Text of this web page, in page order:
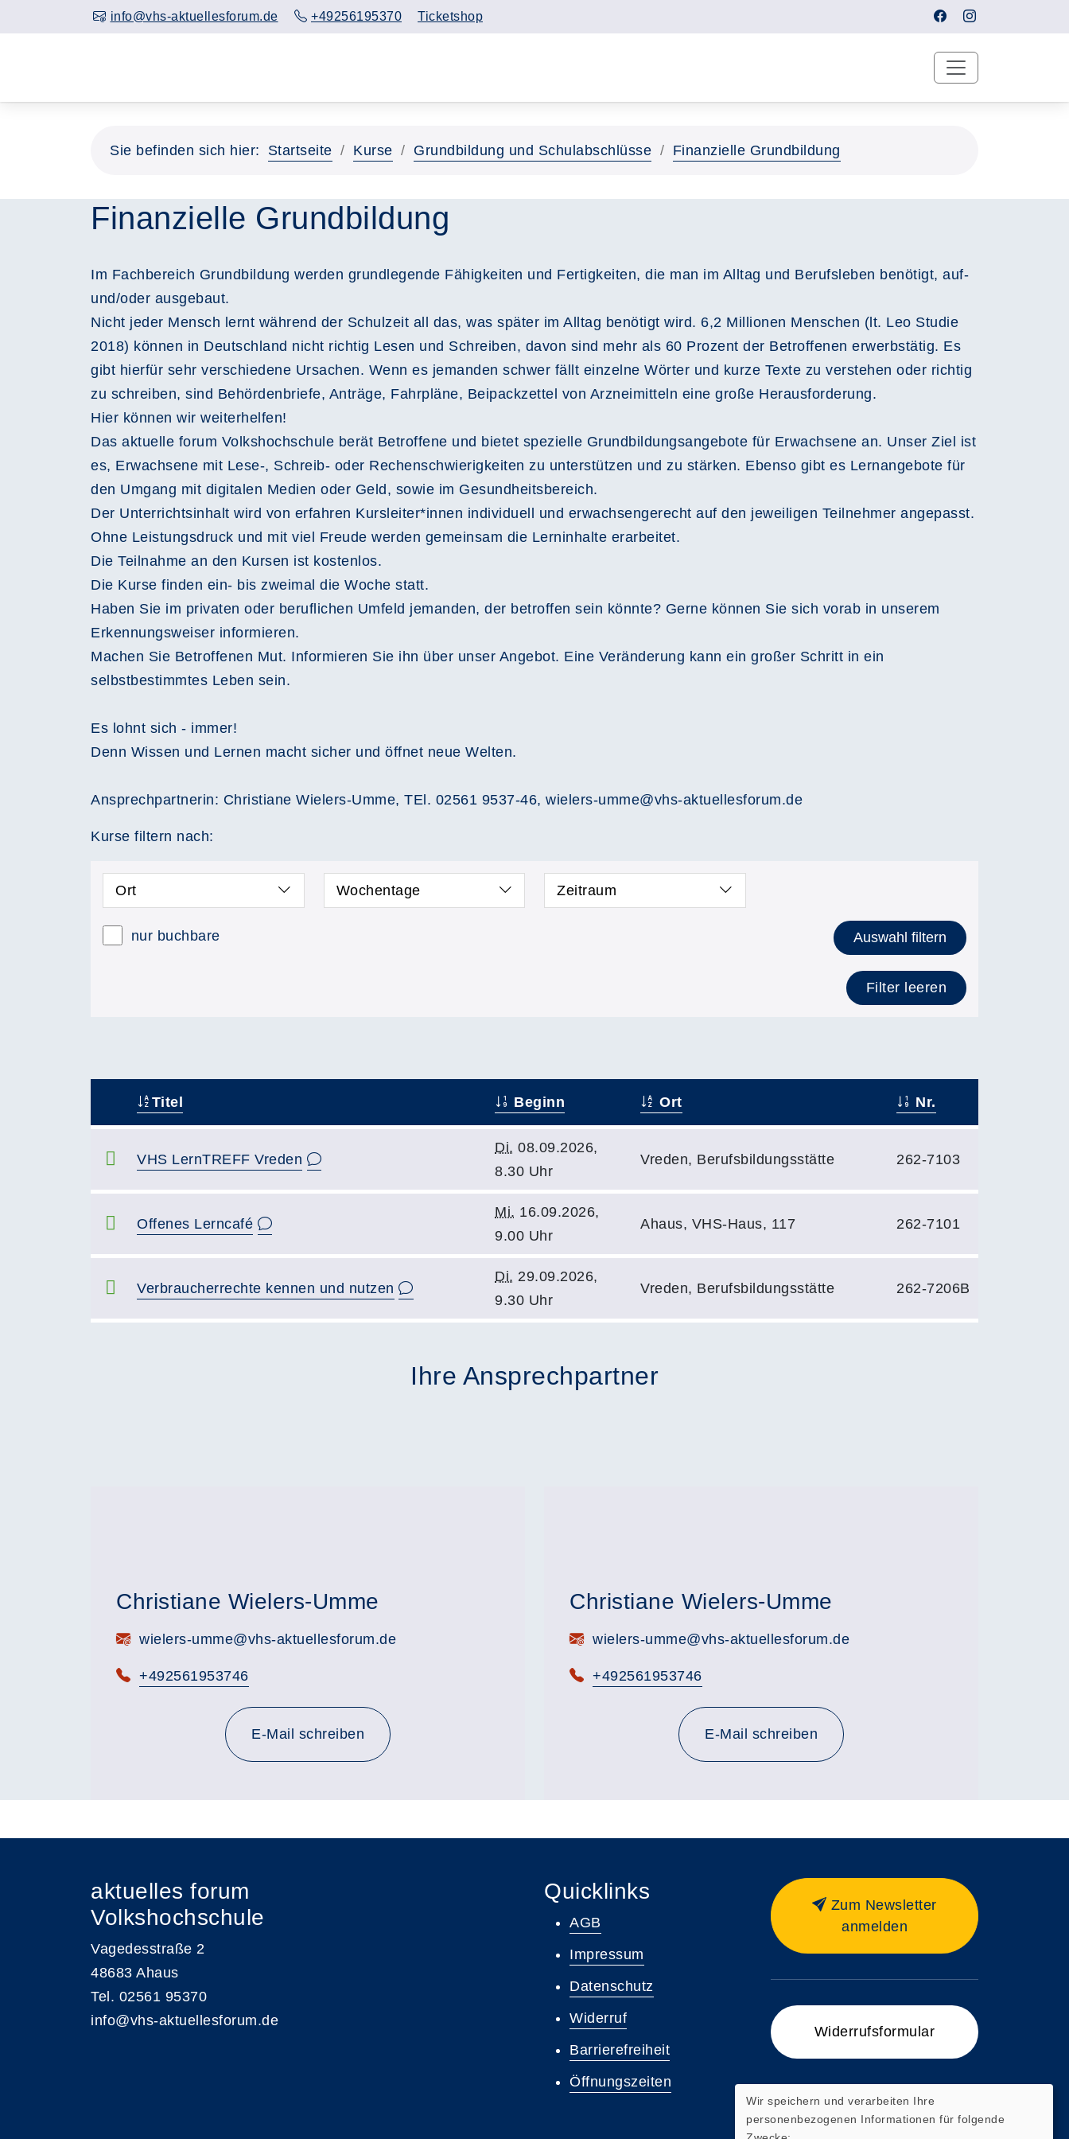
info@vhs-aktuellesforum.de +49256195370 Ticketshop
Sie befinden sich hier: Startseite Kurse Grundbildung und Schulabschlüsse Finanzielle Grundbildung
Finanzielle Grundbildung
Im Fachbereich Grundbildung werden grundlegende Fähigkeiten und Fertigkeiten, die man im Alltag und Berufsleben benötigt, auf-
und/oder ausgebaut.
Nicht jeder Mensch lernt während der Schulzeit all das, was später im Alltag benötigt wird. 6,2 Millionen Menschen (lt. Leo Studie
2018) können in Deutschland nicht richtig Lesen und Schreiben, davon sind mehr als 60 Prozent der Betroffenen erwerbstätig. Es
gibt hierfür sehr verschiedene Ursachen. Wenn es jemanden schwer fällt einzelne Wörter und kurze Texte zu verstehen oder richtig
zu schreiben, sind Behördenbriefe, Anträge, Fahrpläne, Beipackzettel von Arzneimitteln eine große Herausforderung.
Hier können wir weiterhelfen!
Das aktuelle forum Volkshochschule berät Betroffene und bietet spezielle Grundbildungsangebote für Erwachsene an. Unser Ziel ist
es, Erwachsene mit Lese-, Schreib- oder Rechenschwierigkeiten zu unterstützen und zu stärken. Ebenso gibt es Lernangebote für
den Umgang mit digitalen Medien oder Geld, sowie im Gesundheitsbereich.
Der Unterrichtsinhalt wird von erfahren Kursleiter*innen individuell und erwachsengerecht auf den jeweiligen Teilnehmer angepasst.
Ohne Leistungsdruck und mit viel Freude werden gemeinsam die Lerninhalte erarbeitet.
Die Teilnahme an den Kursen ist kostenlos.
Die Kurse finden ein- bis zweimal die Woche statt.
Haben Sie im privaten oder beruflichen Umfeld jemanden, der betroffen sein könnte? Gerne können Sie sich vorab in unserem
Erkennungsweiser informieren.
Machen Sie Betroffenen Mut. Informieren Sie ihn über unser Angebot. Eine Veränderung kann ein großer Schritt in ein
selbstbestimmtes Leben sein.
Es lohnt sich - immer!
Denn Wissen und Lernen macht sicher und öffnet neue Welten.
Ansprechpartnerin: Christiane Wielers-Umme, TEl. 02561 9537-46, wielers-umme@vhs-aktuellesforum.de
Kurse filtern nach:
Ort Wochentage Zeitraum
nur buchbare Auswahl filtern
Filter leeren
Titel Beginn Ort Nr.
VHS LernTREFF Vreden
Di. 08.09.2026,
8.30 Uhr
Vreden, Berufsbildungsstätte 262-7103
Offenes Lerncafé
Mi. 16.09.2026,
9.00 Uhr
Ahaus, VHS-Haus, 117 262-7101
Verbraucherrechte kennen und nutzen
Di. 29.09.2026,
9.30 Uhr
Vreden, Berufsbildungsstätte 262-7206B
Ihre Ansprechpartner
Christiane Wielers-Umme
E-Mail:wielers-umme@vhs-aktuellesforum.de
Telefon:
+492561953746
E-Mail schreiben
Christiane Wielers-Umme
E-Mail:wielers-umme@vhs-aktuellesforum.de
Telefon:
+492561953746
E-Mail schreiben
aktuelles forum
Volkshochschule
Vagedesstraße 2
48683 Ahaus
Tel. 02561 95370
info@vhs-aktuellesforum.de
Quicklinks
AGB
Impressum
Datenschutz
Widerruf
Barrierefreiheit
Öffnungszeiten
Zum Newsletter
anmelden
Widerrufsformular
Zum Ticketshop
Wir speichern und verarbeiten Ihre
personenbezogenen Informationen für folgende